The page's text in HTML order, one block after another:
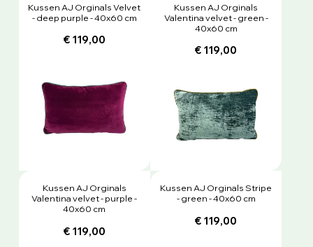
Kussen AJ Orginals Velvet
- deep purple - 40x60 cm
€ 119,00
Kussen AJ Orginals
Valentina velvet - green -
40x60 cm
€ 119,00
Kussen AJ Orginals
Valentina velvet - purple -
40x60 cm
€ 119,00
Kussen AJ Orginals Stripe
- green - 40x60 cm
€ 119,00